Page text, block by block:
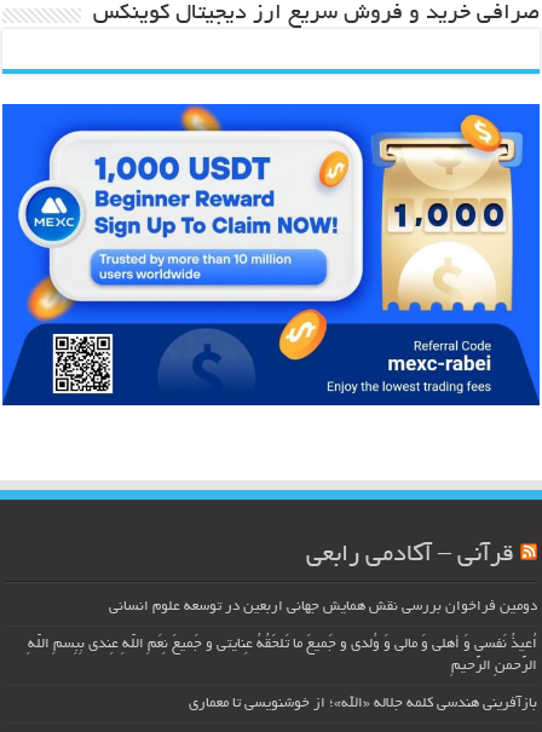
صرافی خرید و فروش سریع ارز دیجیتال کوینکس
قرآنی – آکادمی رابعی
دومین فراخوان بررسی نقش همایش جهانی اربعین در توسعه علوم انسانی
اُعیذُ نَفسی وَ أهلی وَ مالی وَ وُلدی و جَمیعَ ما تَلحَقُهُ عِنایتی و جَمیعَ نِعَمِ اللّهِ عِندی بِبِسمِ اللّهِ
الرَّحمنِ الرَّحیمِ
بازآفرینی هندسی کلمه جلاله «الله»؛ از خوشنویسی تا معماری